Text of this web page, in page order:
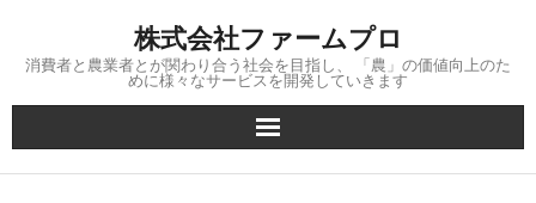
content
株式会社ファームプロ
消費者と農業者とが関わり合う社会を目指し、 「農」の価値向上のた
めに様々なサービスを開発していきます